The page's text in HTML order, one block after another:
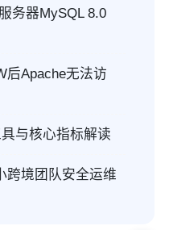
务器MySQL 8.0
后Apache无法访
与核心指标解读
跨境团队安全运维